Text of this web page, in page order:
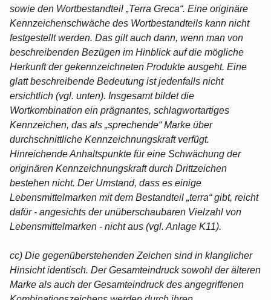
sowie den Wortbestandteil „Terra Greca“. Eine originäre
Kennzeichenschwäche des Wortbestandteils kann nicht
festgestellt werden. Das gilt auch dann, wenn man von
beschreibenden Bezügen im Hinblick auf die mögliche
Herkunft der gekennzeichneten Produkte ausgeht. Eine
glatt beschreibende Bedeutung ist jedenfalls nicht
ersichtlich (vgl. unten). Insgesamt bildet die
Wortkombination ein prägnantes, schlagwortartiges
Kennzeichen, das als „sprechende“ Marke über
durchschnittliche Kennzeichnungskraft verfügt.
Hinreichende Anhaltspunkte für eine Schwächung der
originären Kennzeichnungskraft durch Drittzeichen
bestehen nicht. Der Umstand, dass es einige
Lebensmittelmarken mit dem Bestandteil „terra“ gibt, reicht
dafür - angesichts der unüberschaubaren Vielzahl von
Lebensmittelmarken - nicht aus (vgl. Anlage K11).
cc) Die gegenüberstehenden Zeichen sind in klanglicher
Hinsicht identisch. Der Gesamteindruck sowohl der älteren
Marke als auch der Gesamteindruck des angegriffenen